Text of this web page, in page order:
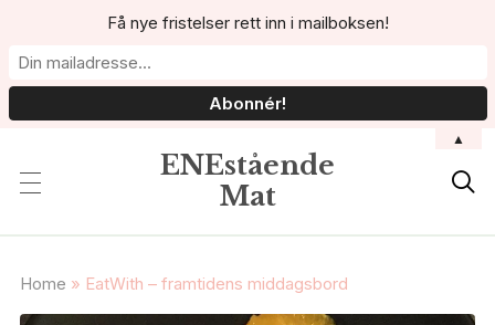
ENEstående
Mat

Home » EatWith – framtidens middagsbord
Få nye fristelser rett inn i mailboksen!
▲